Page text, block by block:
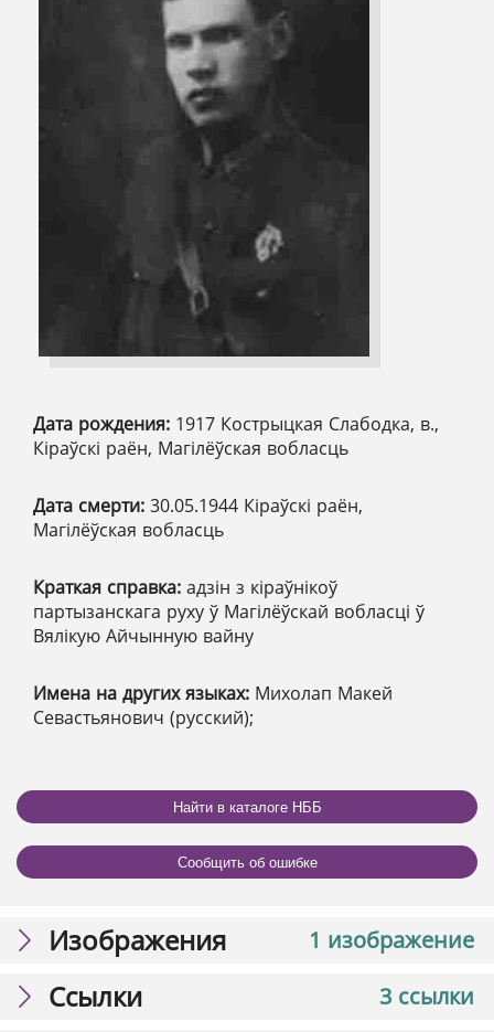
Дата рождения: 1917 Кострыцкая Слабодка, в.,
Кіраўскі раён, Магілёўская вобласць
Дата смерти: 30.05.1944 Кіраўскі раён,
Магілёўская вобласць
Краткая справка: адзін з кіраўнікоў
партызанскага руху ў Магілёўскай вобласці ў
Вялікую Айчынную вайну
Имена на других языках: Михолап Макей
Севастьянович (русский);
Найти в каталоге НББ
Сообщить об ошибке
1 изображение
Изображения
3 ссылки
Ссылки